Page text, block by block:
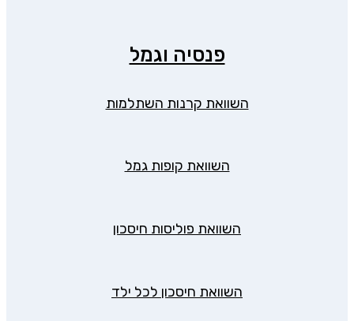
פנסיה וגמל
השוואת קרנות השתלמות
השוואת קופות גמל
השוואת פוליסות חיסכון
השוואת חיסכון לכל ילד